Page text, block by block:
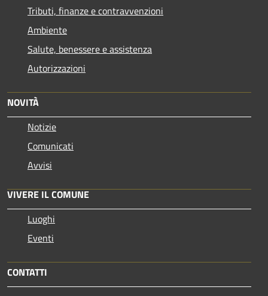
Tributi, finanze e contravvenzioni
Ambiente
Salute, benessere e assistenza
Autorizzazioni
NOVITÀ
Notizie
Comunicati
Avvisi
VIVERE IL COMUNE
Luoghi
Eventi
CONTATTI